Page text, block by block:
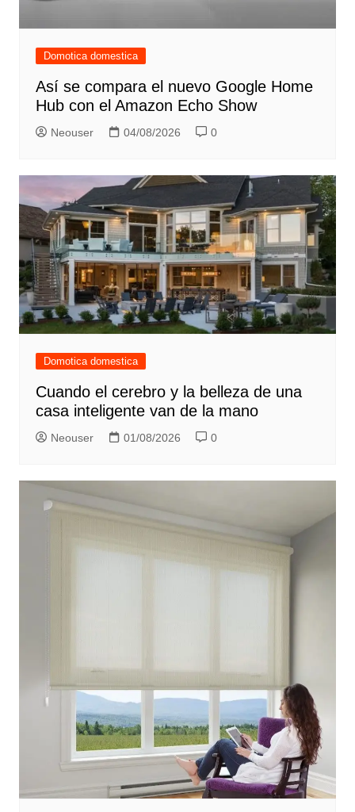
Domotica domestica
Así se compara el nuevo Google Home
Hub con el Amazon Echo Show
Neouser 04/08/2026 0
Domotica domestica
Cuando el cerebro y la belleza de una
casa inteligente van de la mano
Neouser 01/08/2026 0